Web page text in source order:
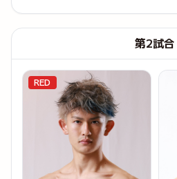
第2試合
RED